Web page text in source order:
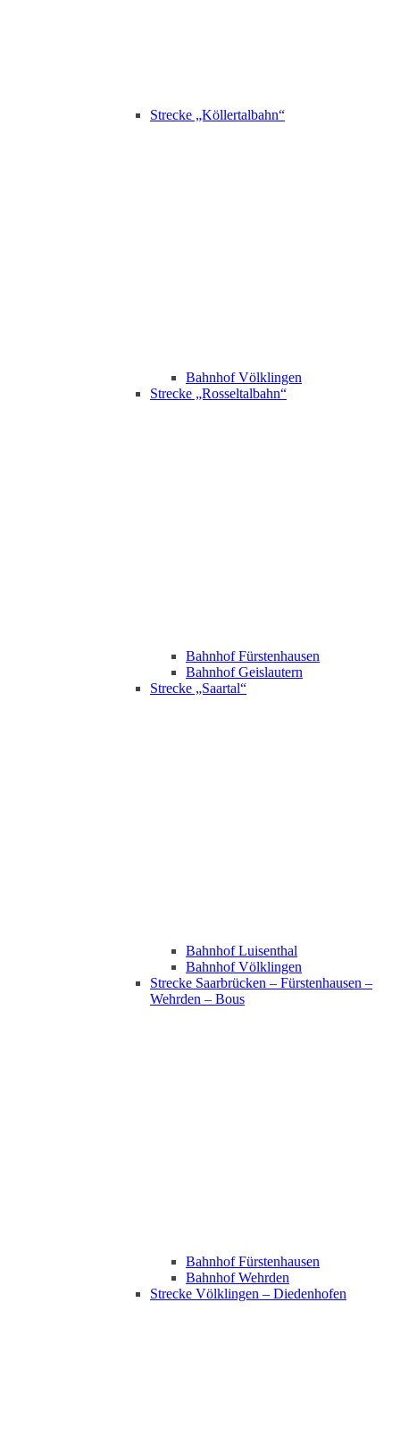
Strecke „Köllertalbahn“
Bahnhof Völklingen
Strecke „Rosseltalbahn“
Bahnhof Fürstenhausen
Bahnhof Geislautern
Strecke „Saartal“
Bahnhof Luisenthal
Bahnhof Völklingen
Strecke Saarbrücken – Fürstenhausen –
Wehrden – Bous
Bahnhof Fürstenhausen
Bahnhof Wehrden
Strecke Völklingen – Diedenhofen